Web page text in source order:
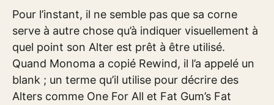
Pour l’instant, il ne semble pas que sa corne
serve à autre chose qu’à indiquer visuellement à
quel point son Alter est prêt à être utilisé.
Quand Monoma a copié Rewind, il l’a appelé un
blank ; un terme qu’il utilise pour décrire des
Alters comme One For All et Fat Gum’s Fat